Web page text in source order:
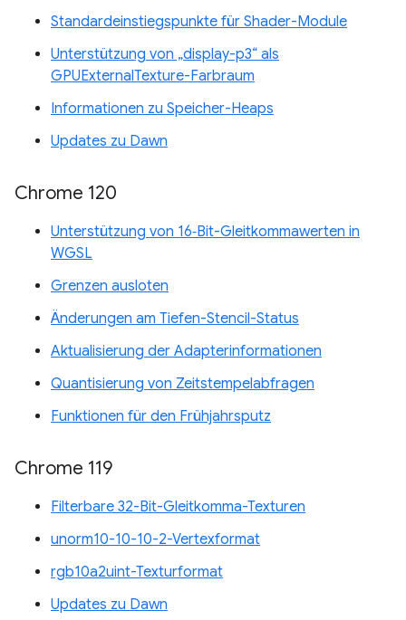
Standardeinstiegspunkte für Shader-Module
Unterstützung von „display-p3“ als
GPUExternalTexture-Farbraum
Informationen zu Speicher-Heaps
Updates zu Dawn
Chrome 120
Unterstützung von 16‑Bit-Gleitkommawerten in
WGSL
Grenzen ausloten
Änderungen am Tiefen-Stencil-Status
Aktualisierung der Adapterinformationen
Quantisierung von Zeitstempelabfragen
Funktionen für den Frühjahrsputz
Chrome 119
Filterbare 32-Bit-Gleitkomma-Texturen
unorm10-10-10-2-Vertexformat
rgb10a2uint-Texturformat
Updates zu Dawn